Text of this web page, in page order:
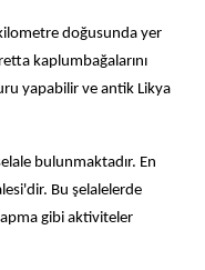
doğusunda yer
kaplumbağalarını
yapabilir ve antik Likya
bulunmaktadır. En
Bu şelalelerde
gibi aktiviteler